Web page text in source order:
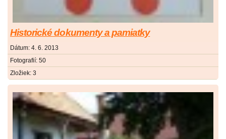
Historické dokumenty a pamiatky
Dátum: 4. 6. 2013
Fotografií: 50
Zložiek: 3